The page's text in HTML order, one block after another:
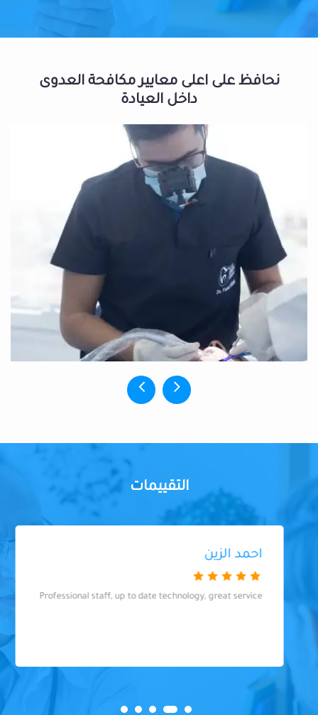
نحافظ على اعلى معايير مكافحة العدوى
داخل العيادة
التقييمات
احمد الزين
Professional staff, up to date technology, great service